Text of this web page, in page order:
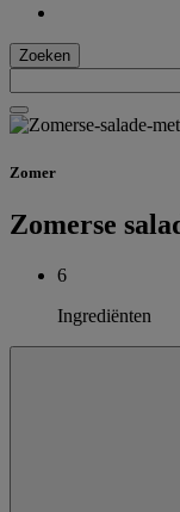
Zoeken
Zomer
Zomerse
6
Ingrediënten